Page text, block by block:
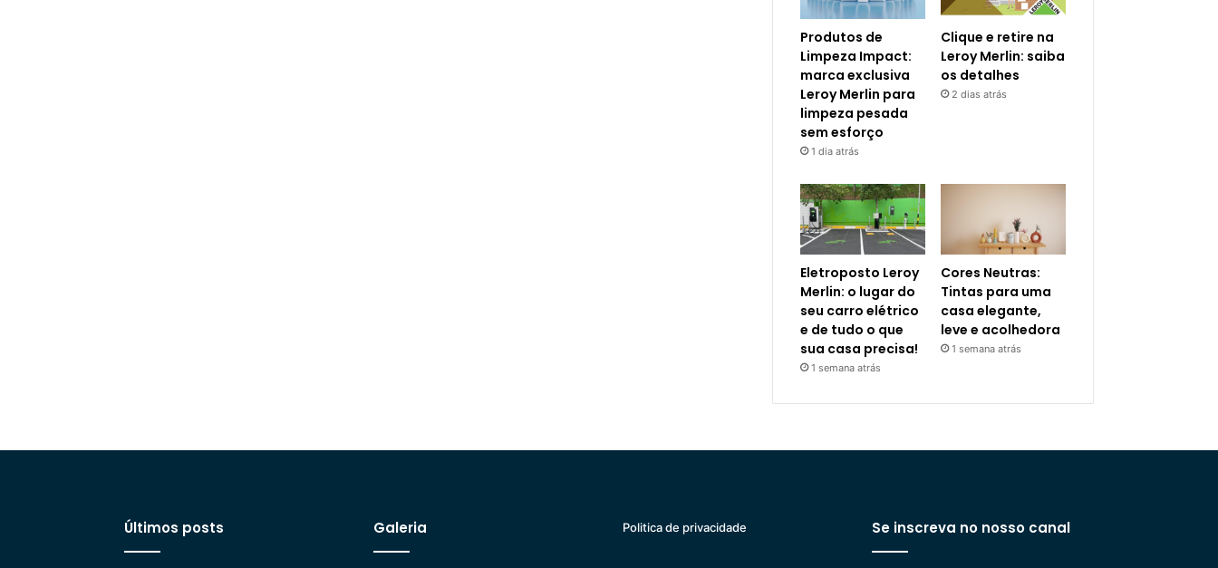
Produtos de
Limpeza Impact:
marca exclusiva
Leroy Merlin para
limpeza pesada
sem esforço
1 dia atrás
Clique e retire na
Leroy Merlin: saiba
os detalhes
2 dias atrás
Eletroposto Leroy
Merlin: o lugar do
seu carro elétrico
e de tudo o que
sua casa precisa!
1 semana atrás
Cores Neutras:
Tintas para uma
casa elegante,
leve e acolhedora
1 semana atrás
Últimos posts Galeria Politica de privacidade Se inscreva no nosso canal